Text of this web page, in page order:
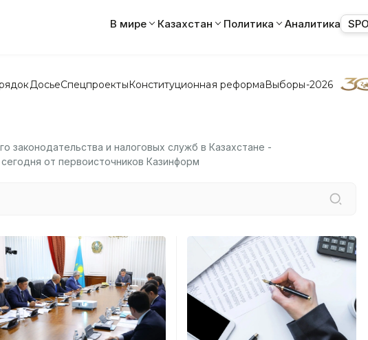
В мире Казахстан Политика Аналитика
ДосьеСпецпроектыКонституционная реформаВыборы-2026
законодательства и налоговых служб в Казахстане -
от первоисточников Казинформ